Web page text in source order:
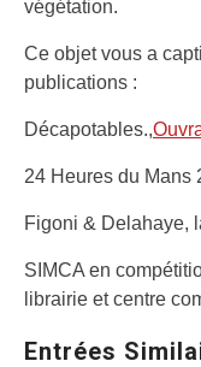
végétation.
Ce objet vous a
publications :
Décapotables.,
24 Heures du
Figoni & Delahaye,
SIMCA en
librairie et centre
Entrées